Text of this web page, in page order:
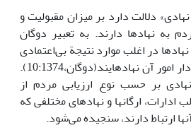
دلالت دارد بر میزان مقبولیت و
به نهادها دارند. به تعبیر دوگان
در اغلب موارد نتیجة بی‌اعتمادی
به افرادی است که عهده‌دار امور آن نهاد‌هایند(دوگان،10:1374).
نهادی بر حسب نوع ارزیابی مردم از
ادارات، ارگانها و نهادهای مختلفی که
ارتباط دارند، سنجیده می‌‌شود.